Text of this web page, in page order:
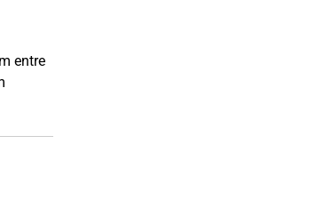
entre